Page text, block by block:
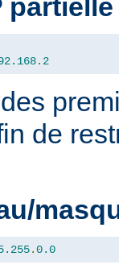
partielle
. 2
de
.0.0